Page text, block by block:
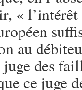
«
au
des
ce juge